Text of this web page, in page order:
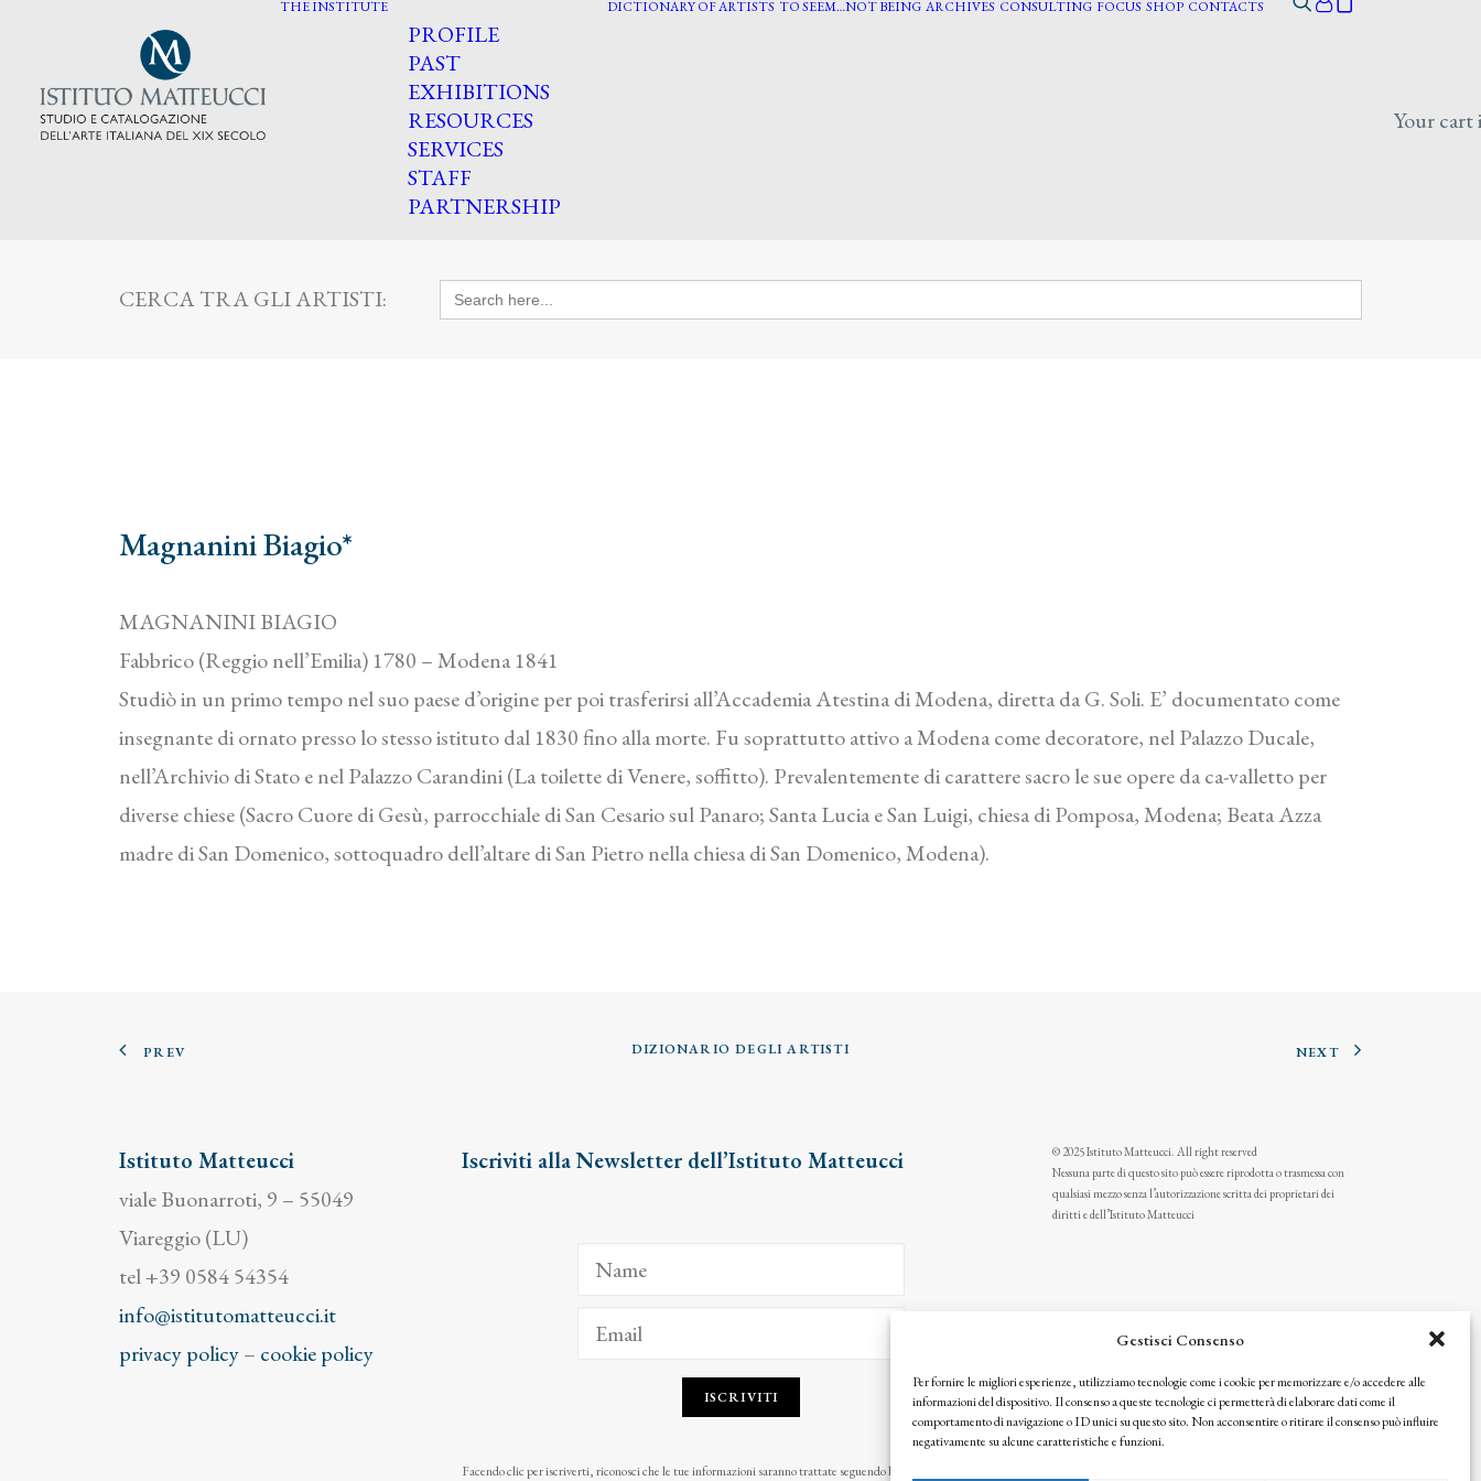
Gestisci Consenso
Per fornire le migliori esperienze, utilizziamo tecnologie come i cookie per memorizzare e/o accedere alle
informazioni del dispositivo. Il consenso a queste tecnologie ci permetterà di elaborare dati come il
comportamento di navigazione o ID unici su questo sito. Non acconsentire o ritirare il consenso può influire
negativamente su alcune caratteristiche e funzioni.
THE INSTITUTE
PROFILE
PAST
EXHIBITIONS
RESOURCES
SERVICES
STAFF
PARTNERSHIP
DICTIONARY OF ARTISTS TO SEEM…NOT BEING ARCHIVES CONSULTING FOCUS SHOP CONTACTS
Your cart
CERCA TRA GLI ARTISTI: Search
for:
Magnanini Biagio*
MAGNANINI BIAGIO
Fabbrico (Reggio nell’Emilia) 1780 – Modena 1841
Studiò in un primo tempo nel suo paese d’origine per poi trasferirsi all’Accademia Atestina di Modena, diretta da G. Soli. E’ documentato come
insegnante di ornato presso lo stesso istituto dal 1830 fino alla morte. Fu soprattutto attivo a Modena come decoratore, nel Palazzo Ducale,
nell’Archivio di Stato e nel Palazzo Carandini (La toilette di Venere, soffitto). Prevalentemente di carattere sacro le sue opere da ca-valletto per
diverse chiese (Sacro Cuore di Gesù, parrocchiale di San Cesario sul Panaro; Santa Lucia e San Luigi, chiesa di Pomposa, Modena; Beata Azza
madre di San Domenico, sottoquadro dell’altare di San Pietro nella chiesa di San Domenico, Modena).
PREV DIZIONARIO DEGLI ARTISTI NEXT
Istituto Matteucci
viale Buonarroti, 9 – 55049
Viareggio (LU)
tel +39 0584 54354
info@istitutomatteucci.it
privacy policy– cookie policy
Iscriviti alla Newsletter dell’Istituto Matteucci
ISCRIVITI
Facendo clic per iscriverti, riconosci che le tue informazioni saranno trattate seguendo la nostra
© 2025 Istituto Matteucci. All right reserved
Nessuna parte di questo sito può essere riprodotta o trasmessa con
qualsiasi mezzo senza l’autorizzazione scritta dei proprietari dei
diritti e dell’Istituto Matteucci